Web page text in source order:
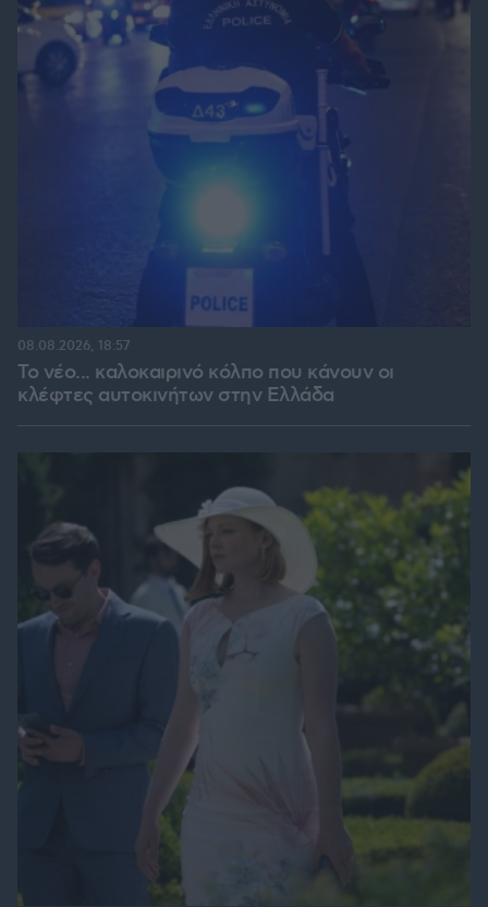
Το νέο... καλοκαιρινό κόλπο που κάνουν οι
κλέφτες αυτοκινήτων στην Ελλάδα
08.08.2026, 18:57